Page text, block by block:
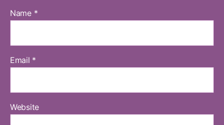
Name *
Email *
Website